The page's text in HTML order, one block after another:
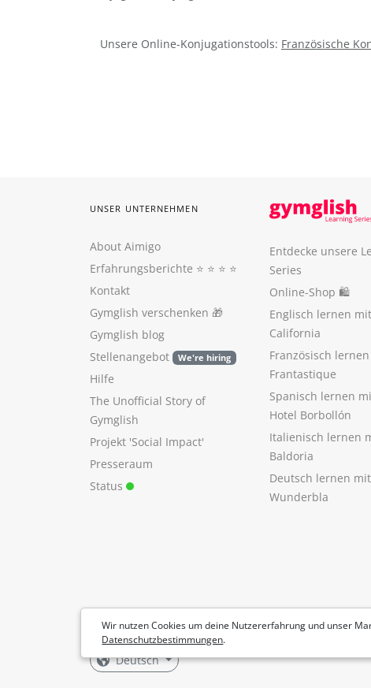
Unsere Online-Konjugationstools: Französische
Wir nutzen Cookies um deine Nutzererfahrung und unser
Datenschutzbestimmungen.
UNSER UNTERNEHMEN
About Aimigo
Erfahrungsberichte ⭐️ ⭐️ ⭐️ ⭐️
Kontakt
Gymglish verschenken 🎁
Gymglish blog
Stellenangebot
We're hiring
Hilfe
The Unofficial Story of
Gymglish
Projekt 'Social Impact'
Presseraum
Status
Entdecke unsere
Series
Online-Shop 🛍
Englisch lernen
California
Französisch
Frantastique
Spanisch lernen
Hotel Borbollón
Italienisch lernen
Baldoria
Deutsch lernen mit
Wunderbla
Deutsch